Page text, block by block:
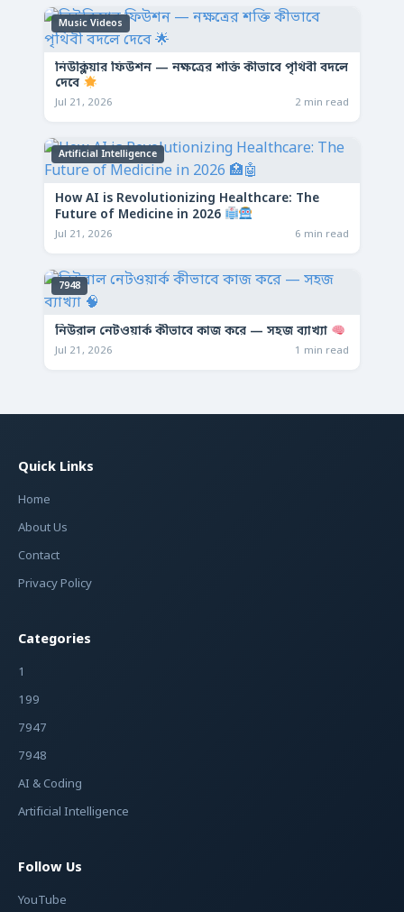
Music Videos
নিউক্লিয়ার ফিউশন — নক্ষত্রের শক্তি কীভাবে পৃথিবী বদলে
দেবে
Jul 21, 2026 2 min read
Artificial Intelligence
How AI is Revolutionizing Healthcare: The
Future of Medicine in 2026
Jul 21, 2026 6 min read
7948
নিউরাল নেটওয়ার্ক কীভাবে কাজ করে — সহজ ব্যাখ্যা
Jul 21, 2026 1 min read
Quick Links
Home
About Us
Contact
Privacy Policy
Categories
1
199
7947
7948
AI & Coding
Artificial Intelligence
Follow Us
YouTube